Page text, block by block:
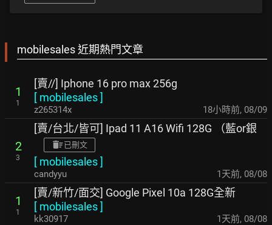
mobilesales 近期熱門文章
1
1
[賣//] Iphone 16 pro max 256g
[ mobilesales]
z265314x 18小時前, 08/09
2
3
[賣/台北/皆可] Ipad 11 A16 Wifi 128G （藍or銀
已刪文
[ mobilesales]
candyyu 1天前, 08/08
1
1
[賣/新竹/面交] Google Pixel 10a 128G全新
[ mobilesales]
kk30917 1天前, 08/08